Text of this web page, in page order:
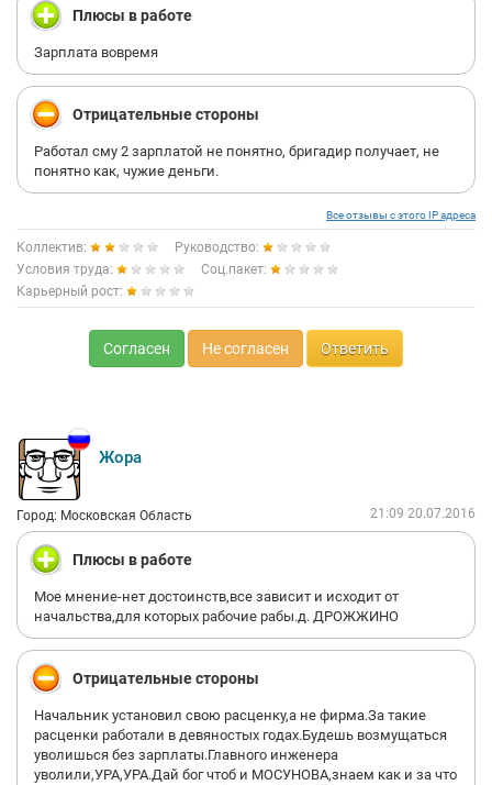
Плюсы в работе
Зарплата вовремя
Отрицательные стороны
Работал сму 2 зарплатой не понятно, бригадир получает, не
понятно как, чужие деньги.
Все отзывы с этого IP адреса
Коллектив:
Руководство:
Условия труда:
Соц.пакет:
Карьерный рост:
Согласен Не согласен Ответить
Жора
Город: Московская Область 21:09 20.07.2016
Плюсы в работе
Мое мнение-нет достоинств,все зависит и исходит от
начальства,для которых рабочие рабы.д. ДРОЖЖИНО
Отрицательные стороны
Начальник установил свою расценку,а не фирма.За такие
расценки работали в девяностых годах.Будешь возмущаться
уволишься без зарплаты.Главного инженера
уволили,УРА,УРА.Дай бог чтоб и МОСУНОВА,знаем как и за что